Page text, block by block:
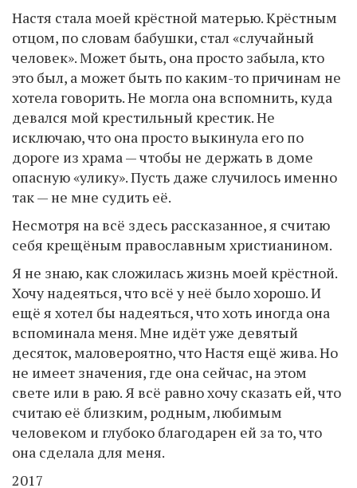
Настя стала моей крёстной матерью. Крёстным
отцом, по словам бабушки, стал «случайный
человек». Может быть, она просто забыла, кто
это был, а может быть по каким-то причинам не
хотела говорить. Не могла она вспомнить, куда
девался мой крестильный крестик. Не
исключаю, что она просто выкинула его по
дороге из храма — чтобы не держать в доме
опасную «улику». Пусть даже случилось именно
так — не мне судить её.
Несмотря на всё здесь рассказанное, я считаю
себя крещёным православным христианином.
Я не знаю, как сложилась жизнь моей крёстной.
Хочу надеяться, что всё у неё было хорошо. И
ещё я хотел бы надеяться, что хоть иногда она
вспоминала меня. Мне идёт уже девятый
десяток, маловероятно, что Настя ещё жива. Но
не имеет значения, где она сейчас, на этом
свете или в раю. Я всё равно хочу сказать ей, что
считаю её близким, родным, любимым
человеком и глубоко благодарен ей за то, что
она сделала для меня.
2017